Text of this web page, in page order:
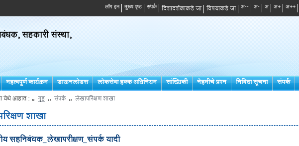
दिशादर्शकाकडे जा विषयाकडे जा
सहकारी संस्था,
महत्वपूर्ण कार्यक्रम डाऊनलोडस लोकसेवा हक्क अधिनियम सांख्यिकी नेहमीचे प्रश्न निविदा सूचना संपर्क
येथे आहात : गृह संपर्क लेखापरिक्षण शाखा
शाखा
सहनिबंधक_लेखापरीक्षण_संपर्क यादी